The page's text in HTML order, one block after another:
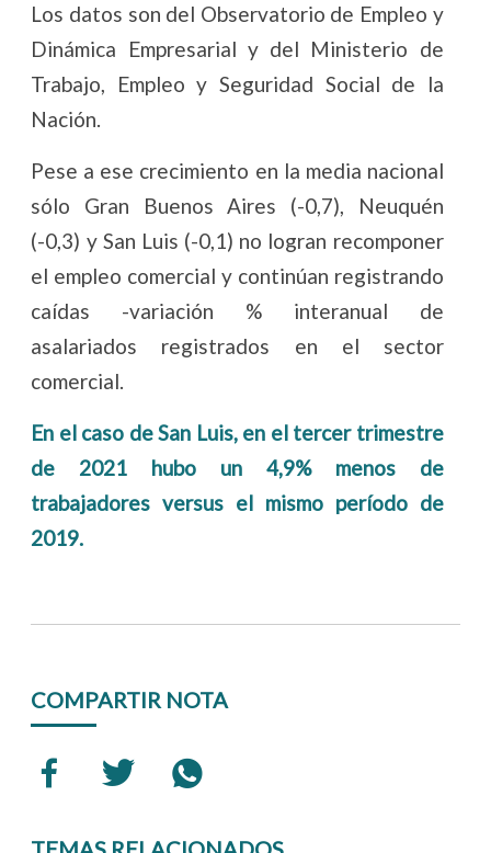
Los datos son del Observatorio de Empleo y
Dinámica Empresarial y del Ministerio de
Trabajo, Empleo y Seguridad Social de la
Nación.
Pese a ese crecimiento en la media nacional
sólo Gran Buenos Aires (-0,7), Neuquén
(-0,3) y San Luis (-0,1) no logran recomponer
el empleo comercial y continúan registrando
caídas -variación % interanual de
asalariados registrados en el sector
comercial.
En el caso de San Luis, en el tercer trimestre
de 2021 hubo un 4,9% menos de
trabajadores versus el mismo período de
2019.
COMPARTIR NOTA